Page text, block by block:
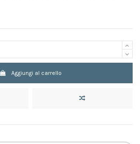
Aggiungi al carrello